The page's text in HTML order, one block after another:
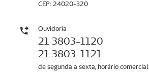
CEP: 24020-320
Ouvidoria
21 3803-1120
21 3803-1121
de segunda a sexta, horário comercial